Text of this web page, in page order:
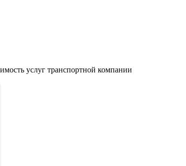
услуг транспортной компании